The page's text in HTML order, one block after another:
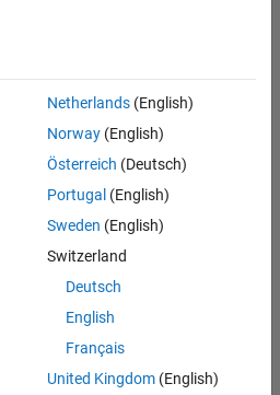
Netherlands(English)
Norway(English)
Österreich (Deutsch)
Portugal (English)
Sweden (English)
Switzerland
Deutsch
English
Français
United Kingdom(English)